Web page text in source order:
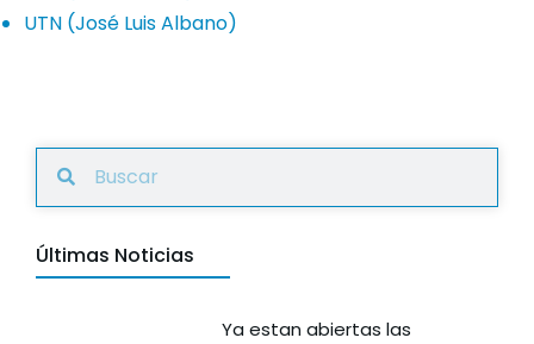
UTN (José Luis Albano)
Últimas Noticias
Ya estan abiertas las